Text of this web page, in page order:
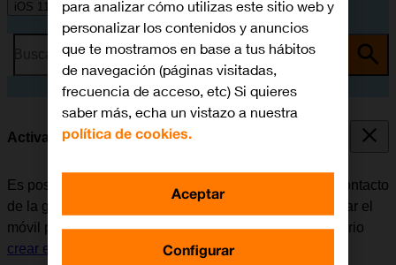
iOS 11.0
Busca por problema o tema
Activar o desactivar la notificación de llamadas
Es posible configurar el móvil para que anuncie qué contacto
de la guía está llamando al teléfono. Antes de configurar el
móvil para que diga el nombre del contacto, es necesario
crear el contacto en la guía.
para analizar cómo utilizas este sitio web y
personalizar los contenidos y anuncios
que te mostramos en base a tus hábitos
de navegación (páginas visitadas,
frecuencia de acceso, etc) Si quieres
saber más, echa un vistazo a nuestra
política de cookies.
Configurar
Aceptar